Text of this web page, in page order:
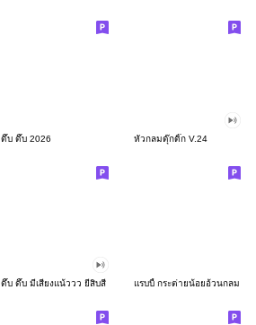
ดึ๊บ ดึ๊บ 2026 หัวกลมดุ๊กดิ๊ก V.24
ดึ๊บ ดึ๊บ มีเสียงแน้ววว ยี่สิบสี่ แรบบี้ กระต่ายน้อยอ้วนกลม